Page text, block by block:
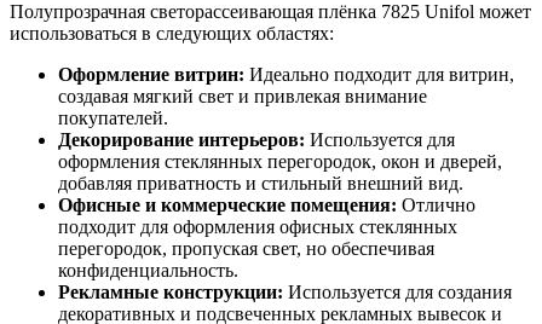
Полупрозрачная светорассеивающая плёнка 7825 Unifol может
использоваться в следующих областях:
Оформление витрин: Идеально подходит для витрин,
создавая мягкий свет и привлекая внимание
покупателей.
Декорирование интерьеров: Используется для
оформления стеклянных перегородок, окон и дверей,
добавляя приватность и стильный внешний вид.
Офисные и коммерческие помещения: Отлично
подходит для оформления офисных стеклянных
перегородок, пропуская свет, но обеспечивая
конфиденциальность.
Рекламные конструкции: Используется для создания
декоративных и подсвеченных рекламных вывесок и